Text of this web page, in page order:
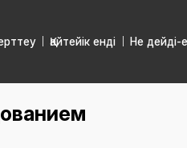
Қайтейік енді Не дейді-